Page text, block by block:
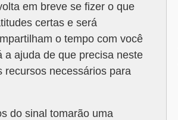
em breve se fizer o que
certas e será
o tempo com você
a ajuda de que precisa neste
recursos necessários para
do sinal tomarão uma